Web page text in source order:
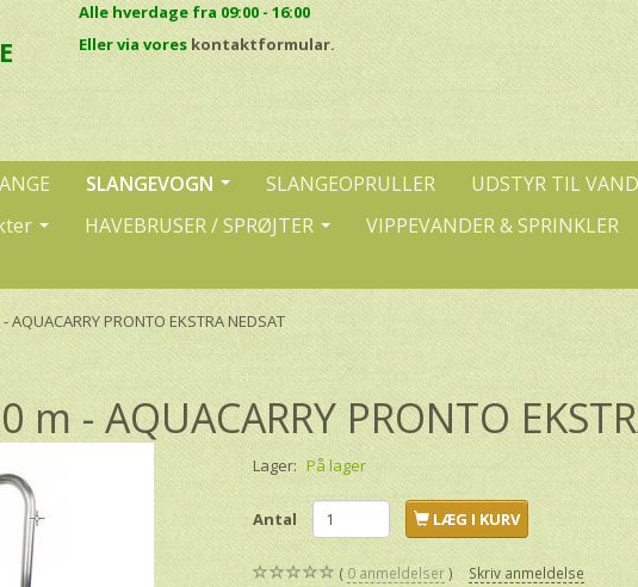
Alle hverdage fra 09:00 - 16:00
Eller via vores kontaktformular.
SLANGEVOGN SLANGEOPRULLER
UDSTYR TIL
HAVEBRUSER / SPRØJTER VIPPEVANDER & SPRINKLER
PRONTO EKSTRA NEDSAT
- AQUACARRY PRONTO
Lager: På lager
Antal LÆG I KURV
0 anmeldelser Skriv anmeldelse